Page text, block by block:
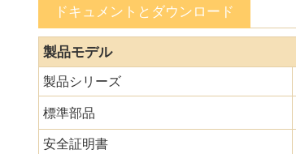
ドキュメントとダウンロード
製品モデル
製品シリーズ
標準部品
安全証明書